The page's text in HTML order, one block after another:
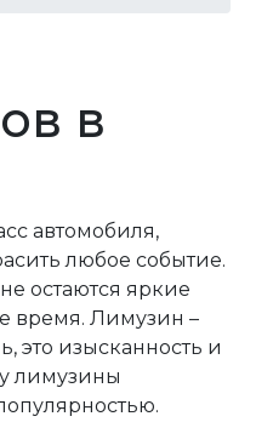
в
автомобиля,
любое событие.
остаются яркие
время. Лимузин –
это изысканность и
лимузины